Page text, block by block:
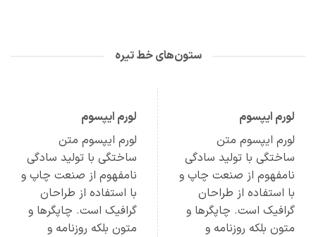
ستون‌های خط تیره
لورم ایپسوم
لورم ایپسوم متن
ساختگی با تولید سادگی
نامفهوم از صنعت چاپ و
با استفاده از طراحان
گرافیک است. چاپگرها و
متون بلکه روزنامه و
لورم ایپسوم
لورم ایپسوم متن
ساختگی با تولید سادگی
نامفهوم از صنعت چاپ و
با استفاده از طراحان
گرافیک است. چاپگرها و
متون بلکه روزنامه و